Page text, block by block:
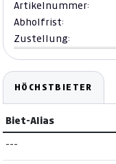
Artikelnummer:
Abholfrist:
Zustellung:
HÖCHSTBIETER
Biet-Alias
---